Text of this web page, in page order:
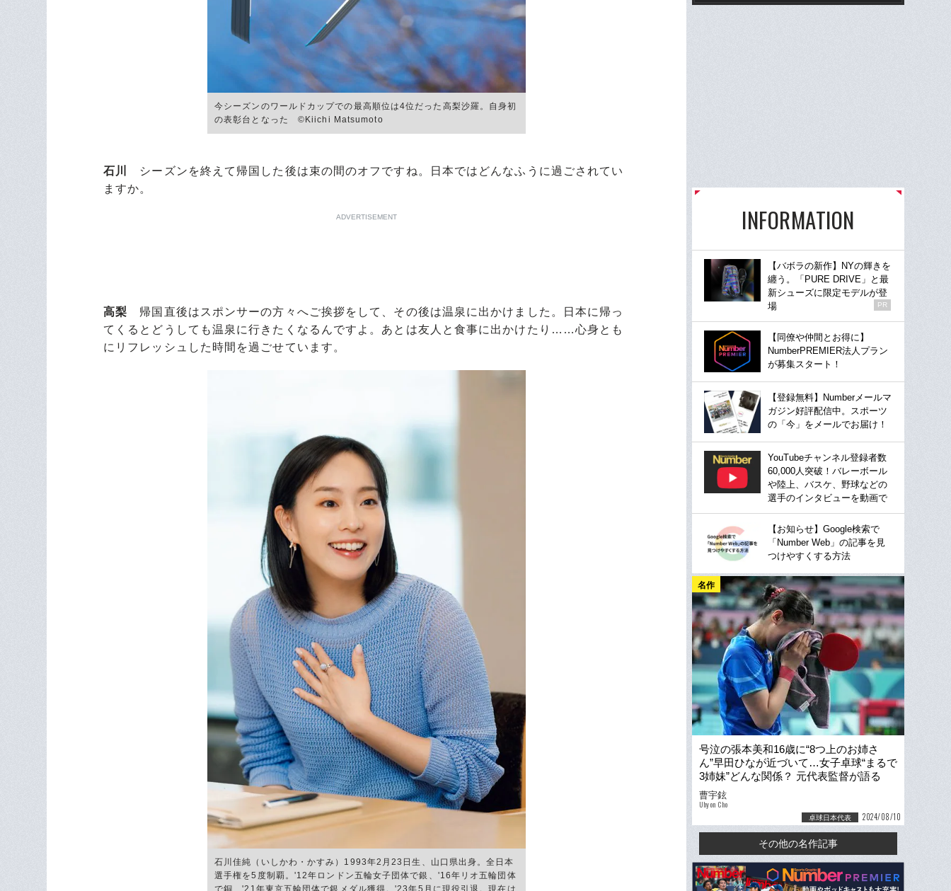
今シーズンのワールドカップでの最高順位は4位だった高梨沙羅。自身初
の表彰台となった ©Kiichi Matsumoto
石川
シーズンを終えて帰国した後は束の間のオフですね。日本ではどんなふうに過ごされてい
ますか。
ADVERTISEMENT
高梨 帰国直後はスポンサーの方々へご挨拶をして、その後は温泉に出かけました。日本に帰っ
てくるとどうしても温泉に行きたくなるんですよ。あとは友人と食事に出かけたり……心身とも
にリフレッシュした時間を過ごせています。
石川佳純（いしかわ・かすみ）1993年2月23日生、山口県出身。全日本
選手権を5度制覇。'12年ロンドン五輪女子団体で銀、'16年リオ五輪団体
で銅、'21年東京五輪団体で銀メダル獲得。'23年5月に現役引退。現在は
INFORMATION
【バボラの新作】NYの輝きを
纏う。「PURE DRIVE」と最
新シューズに限定モデルが登
場
PR
【同僚や仲間とお得に】
NumberPREMIER法人プラン
が募集スタート！
【登録無料】Numberメールマ
ガジン好評配信中。スポーツ
の「今」をメールでお届け！
YouTubeチャンネル登録者数
60,000人突破！バレーボール
や陸上、バスケ、野球などの
選手のインタビューを動画で
【お知らせ】Google検索で
「Number Web」の記事を見
つけやすくする方法
名作
号泣の張本美和16歳に“8つ上のお姉さ
ん”早田ひなが近づいて…女子卓球“まるで
3姉妹”どんな関係？ 元代表監督が語る
「メダル確定」現地ウラ側
曹宇鉉
Uhyon Cho
卓球日本代表 2024/08/10
その他の名作記事